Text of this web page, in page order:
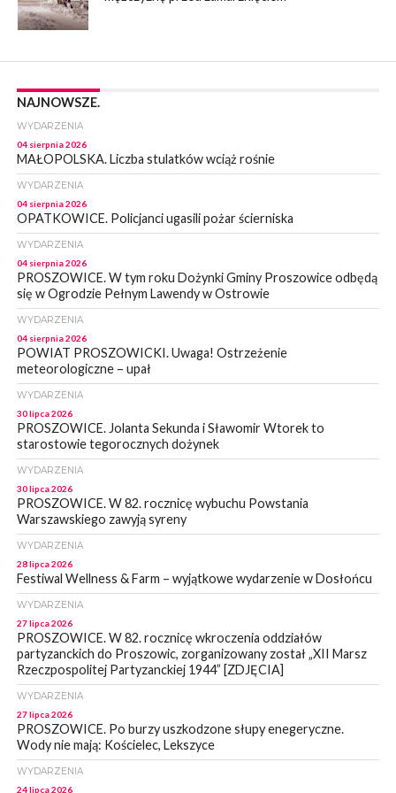
NAJNOWSZE.
WYDARZENIA
04 sierpnia 2026
MAŁOPOLSKA. Liczba stulatków wciąż rośnie
WYDARZENIA
04 sierpnia 2026
OPATKOWICE. Policjanci ugasili pożar ścierniska
WYDARZENIA
04 sierpnia 2026
PROSZOWICE. W tym roku Dożynki Gminy Proszowice odbędą
się w Ogrodzie Pełnym Lawendy w Ostrowie
WYDARZENIA
04 sierpnia 2026
POWIAT PROSZOWICKI. Uwaga! Ostrzeżenie
meteorologiczne – upał
WYDARZENIA
30 lipca 2026
PROSZOWICE. Jolanta Sekunda i Sławomir Wtorek to
starostowie tegorocznych dożynek
WYDARZENIA
30 lipca 2026
PROSZOWICE. W 82. rocznicę wybuchu Powstania
Warszawskiego zawyją syreny
WYDARZENIA
28 lipca 2026
Festiwal Wellness & Farm – wyjątkowe wydarzenie w Dosłońcu
WYDARZENIA
27 lipca 2026
PROSZOWICE. W 82. rocznicę wkroczenia oddziałów
partyzanckich do Proszowic, zorganizowany został „XII Marsz
Rzeczpospolitej Partyzanckiej 1944” [ZDJĘCIA]
WYDARZENIA
27 lipca 2026
PROSZOWICE. Po burzy uszkodzone słupy enegeryczne.
Wody nie mają: Kościelec, Lekszyce
WYDARZENIA
24 lipca 2026